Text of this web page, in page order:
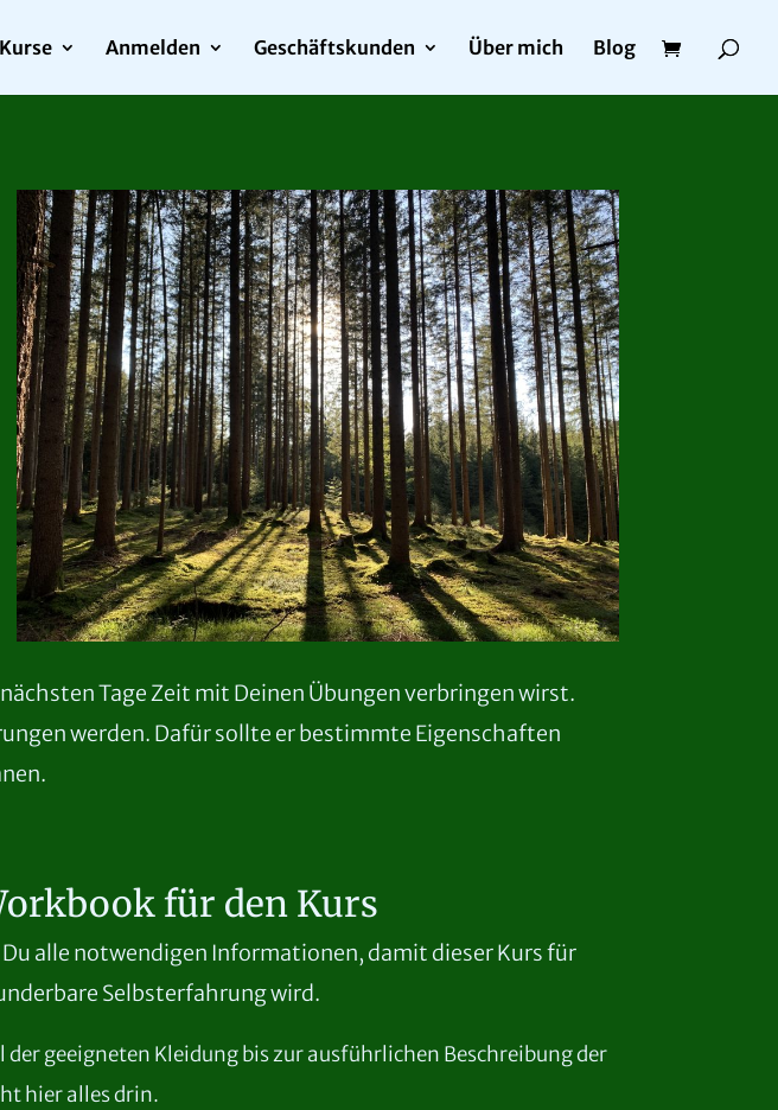
Anmelden Geschäftskunden Über mich Blog
Tage Zeit mit Deinen Übungen verbringen wirst.
werden. Dafür sollte er bestimmte Eigenschaften
für den Kurs
alle notwendigen Informationen, damit dieser Kurs für
Selbsterfahrung wird.
der geeigneten Kleidung bis zur ausführlichen Beschreibung der
hier alles drin.